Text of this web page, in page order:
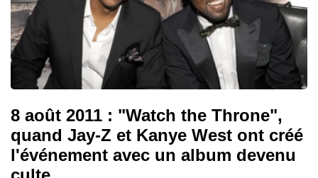
8 août 2011 : "Watch the Throne",
quand Jay-Z et Kanye West ont créé
l'événement avec un album devenu